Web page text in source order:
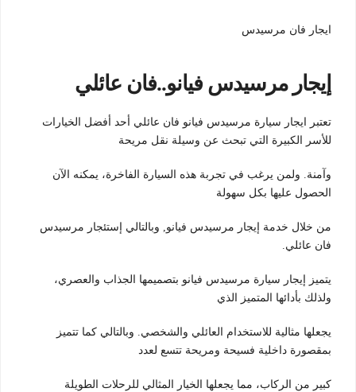
ايجار فان مرسيدس
إيجار مرسيدس فيانو..فان عائلي
تعتبر ايجار سيارة مرسيدس فيانو فان عائلي أحد أفضل الخيارات
للأسر الكبيرة التي تبحث عن وسيلة نقل مريحة
وآمنة. ولمن يرغب في تجربة هذه السيارة الفاخرة، يمكنه الآن
الحصول عليها بكل سهولة
من خلال خدمة إيجار مرسيدس فيانو, وبالتالي إستئجار مرسيدس
فان عائلي.
يتميز إيجار سيارة مرسيدس فيانو بتصميمها الجذاب والعصري،
ولذلك بأدائها المتميز الذي
يجعلها مثالية للاستخدام العائلي والشخصي. وبالتالي كما تتميز
بمقصورة داخلية فسيحة ومريحة تتسع لعدد
كبير من الركاب، مما يجعلها الخيار المثالي للرحلات الطويلة